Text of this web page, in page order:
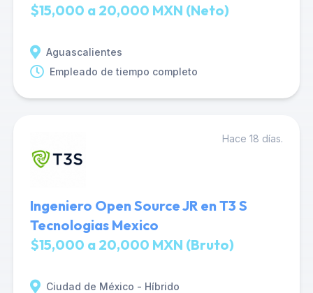
$15,000 a 20,000 MXN (Neto)
Aguascalientes
Empleado de tiempo completo
Hace 18 días.
Ingeniero Open Source JR en T3 S
Tecnologias Mexico
$15,000 a 20,000 MXN (Bruto)
Ciudad de México - Híbrido